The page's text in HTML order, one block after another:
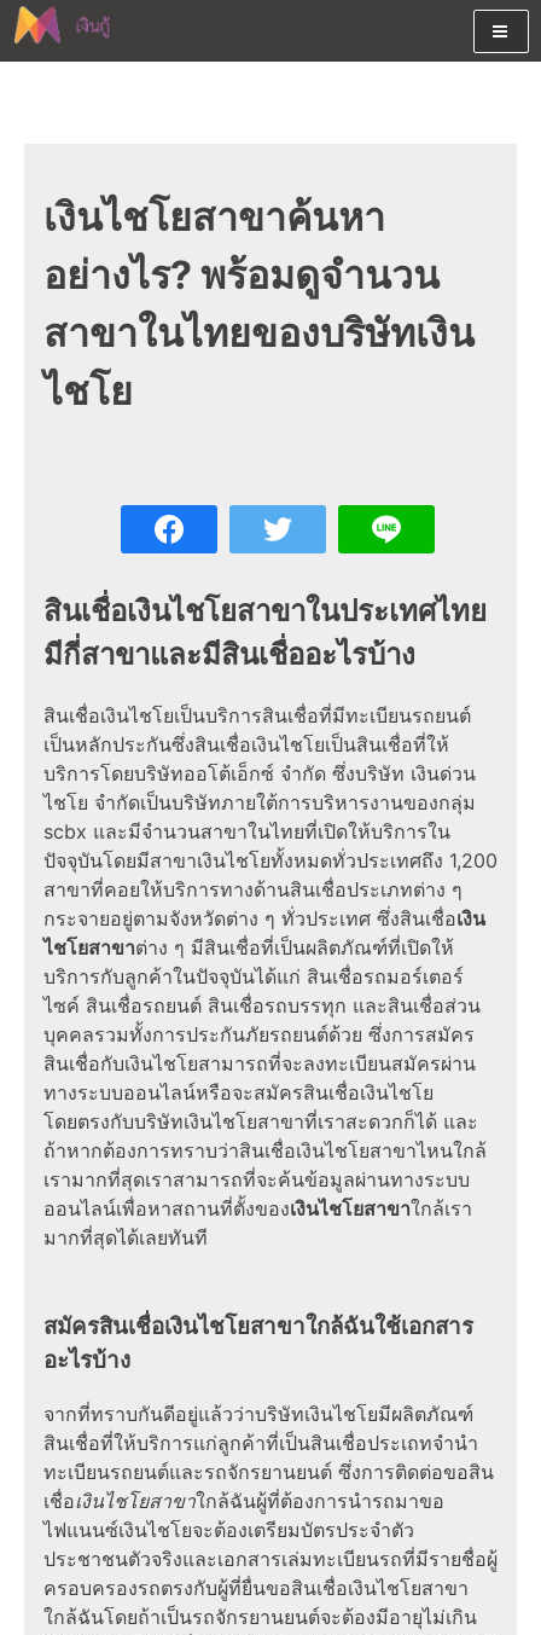
Skip
to
เงินสด และมีรีไฟแนนซ์ด้วย
เงินไชโยสาขาค้นหา
อย่างไร? พร้อมดูจำนวน
สาขาในไทยของบริษัทเงิน
ไชโย
สินเชื่อเงินไชโยสาขาในประเทศไทย
มีกี่สาขาและมีสินเชื่ออะไรบ้าง
สินเชื่อเงินไชโยเป็นบริการสินเชื่อที่มีทะเบียนรถยนต์
เป็นหลักประกันซึ่งสินเชื่อเงินไชโยเป็นสินเชื่อที่ให้
บริการโดยบริษัทออโต้เอ็กซ์ จำกัด ซึ่งบริษัท เงินด่วน
ไชโย จำกัดเป็นบริษัทภายใต้การบริหารงานของกลุ่ม
scbx และมีจำนวนสาขาในไทยที่เปิดให้บริการใน
ปัจจุบันโดยมีสาขาเงินไชโยทั้งหมดทั่วประเทศถึง 1,200
สาขาที่คอยให้บริการทางด้านสินเชื่อประเภทต่าง ๆ
กระจายอยู่ตามจังหวัดต่าง ๆ ทั่วประเทศ ซึ่งสินเชื่อเงิน
ไชโยสาขาต่าง ๆ มีสินเชื่อที่เป็นผลิตภัณฑ์ที่เปิดให้
บริการกับลูกค้าในปัจจุบันได้แก่ สินเชื่อรถมอร์เตอร์
ไซค์ สินเชื่อรถยนต์ สินเชื่อรถบรรทุก และสินเชื่อส่วน
บุคคลรวมทั้งการประกันภัยรถยนต์ด้วย ซึ่งการสมัคร
สินเชื่อกับเงินไชโยสามารถที่จะลงทะเบียนสมัครผ่าน
ทางระบบออนไลน์หรือจะสมัครสินเชื่อเงินไชโย
โดยตรงกับบริษัทเงินไชโยสาขาที่เราสะดวกก็ได้ และ
ถ้าหากต้องการทราบว่าสินเชื่อเงินไชโยสาขาไหนใกล้
เรามากที่สุดเราสามารถที่จะค้นข้อมูลผ่านทางระบบ
ออนไลน์เพื่อหาสถานที่ตั้งของเงินไชโยสาขาใกล้เรา
มากที่สุดได้เลยทันที
สมัครสินเชื่อเงินไชโยสาขาใกล้ฉันใช้เอกสาร
อะไรบ้าง
จากที่ทราบกันดีอยู่แล้วว่าบริษัทเงินไชโยมีผลิตภัณฑ์
สินเชื่อที่ให้บริการแก่ลูกค้าที่เป็นสินเชื่อประเถทจำนำ
ทะเบียนรถยนต์และรถจักรยานยนต์ ซึ่งการติดต่อขอสิน
เชื่อเงินไชโยสาขาใกล้ฉันผู้ที่ต้องการนำรถมาขอ
ไฟแนนซ์เงินไชโยจะต้องเตรียมบัตรประจำตัว
ประชาชนตัวจริงและเอกสารเล่มทะเบียนรถที่มีรายชื่อผู้
ครอบครองรถตรงกับผู้ที่ยื่นขอสินเชื่อเงินไชโยสาขา
ใกล้ฉันโดยถ้าเป็นรถจักรยานยนต์จะต้องมีอายุไม่เกิน